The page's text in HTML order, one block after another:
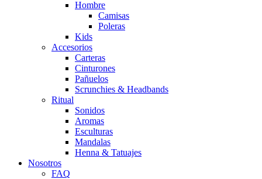
Hombre
Camisas
Poleras
Kids
Accesorios
Carteras
Cinturones
Pañuelos
Scrunchies & Headbands
Ritual
Sonidos
Aromas
Esculturas
Mandalas
Henna & Tatuajes
Nosotros
FAQ